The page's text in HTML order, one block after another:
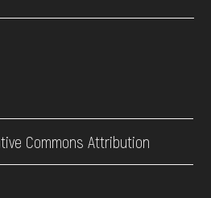
Commons Attribution